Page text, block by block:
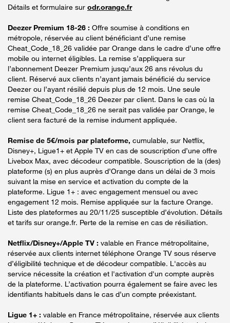
Détails et formulaire sur odr.orange.fr
Deezer Premium 18-26 : Offre soumise à conditions en
métropole, réservée au client bénéficiant d’une remise
Cheat_Code_18_26 validée par Orange dans le cadre d’une offre
mobile ou internet éligibles. La remise s’appliquera sur
l’abonnement Deezer Premium jusqu’aux 26 ans révolus du
client. Réservé aux clients n’ayant jamais bénéficié du service
Deezer ou l’ayant résilié depuis plus de 12 mois. Une seule
remise Cheat_Code_18_26 Deezer par client. Dans le cas où la
remise Cheat_Code_18_26 ne serait pas validée par Orange, le
client sera facturé de la remise indument appliquée.
Remise de 5€/mois par plateforme, cumulable, sur Netflix,
Disney+, Ligue1+ et Apple TV en cas de souscription d’une offre
Livebox Max, avec décodeur compatible. Souscription de la (des)
plateforme (s) en plus auprès d’Orange dans un délai de 3 mois
suivant la mise en service et activation du compte de la
plateforme. Ligue 1+ : avec engagement mensuel ou avec
engagement 12 mois. Remise appliquée sur la facture Orange.
Liste des plateformes au 20/11/25 susceptible d’évolution. Détails
et tarifs sur orange.fr. Perte de la remise en cas de résiliation.
Netflix/Disney+/Apple TV : valable en France métropolitaine,
réservée aux clients internet téléphone Orange TV sous réserve
d’éligibilité technique et de décodeur compatible. L'accès au
service nécessite la création et l'activation d'un compte auprès
de la plateforme. L’activation pourra également se faire avec les
identifiants habituels dans le cas d’un compte préexistant.
Ligue 1+ : valable en France métropolitaine, réservée aux clients